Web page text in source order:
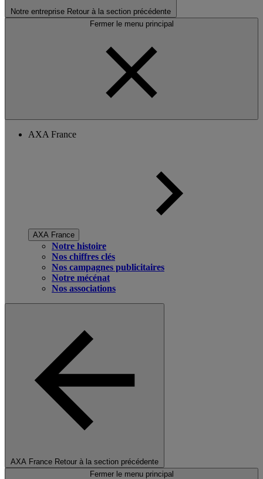
Notre entreprise Retour à la section précédente
Fermer le menu principal
AXA France
AXA France
Notre histoire
Nos chiffres clés
Nos campagnes publicitaires
Notre mécénat
Nos associations
AXA France Retour à la section précédente
Fermer le menu principal